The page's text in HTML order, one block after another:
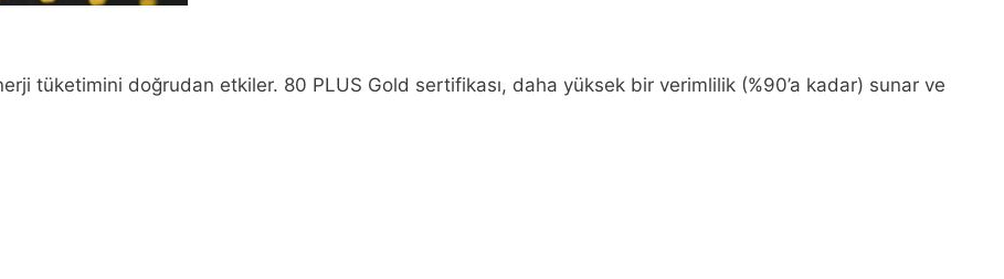
tüketimini doğrudan etkiler. 80 PLUS Gold sertifikası, daha yüksek bir verimlilik (%90’a kadar) sunar ve